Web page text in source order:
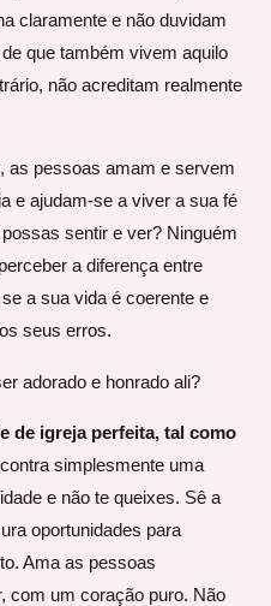
claramente e não duvidam
que também vivem aquilo
não acreditam realmente
as pessoas amam e servem
e ajudam-se a viver a sua fé
sentir e ver? Ninguém
a diferença entre
a sua vida é coerente e
seus erros.
adorado e honrado ali?
de igreja perfeita, tal como
simplesmente uma
e não te queixes. Sê a
oportunidades para
Ama as pessoas
com um coração puro. Não